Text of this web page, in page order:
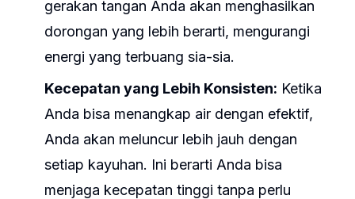
gerakan tangan Anda akan menghasilkan
dorongan yang lebih berarti, mengurangi
energi yang terbuang sia-sia.
Kecepatan yang Lebih Konsisten: Ketika
Anda bisa menangkap air dengan efektif,
Anda akan meluncur lebih jauh dengan
setiap kayuhan. Ini berarti Anda bisa
menjaga kecepatan tinggi tanpa perlu